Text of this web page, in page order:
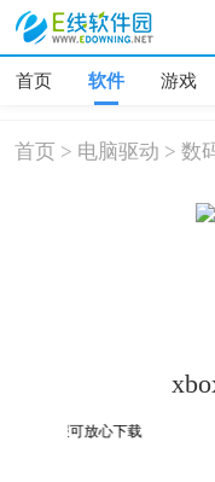
首页 软件 游戏
首页 > 电脑驱动 >数
为误报可放心下载